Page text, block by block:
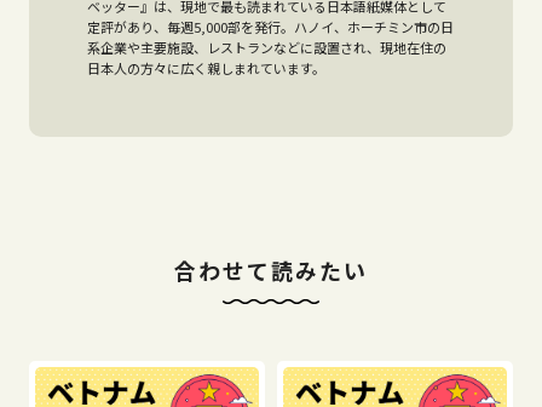
ベッター』は、現地で最も読まれている日本語紙媒体として
定評があり、毎週5,000部を発行。ハノイ、ホーチミン市の日
系企業や主要施設、レストランなどに設置され、現地在住の
日本人の方々に広く親しまれています。
合わせて読みたい